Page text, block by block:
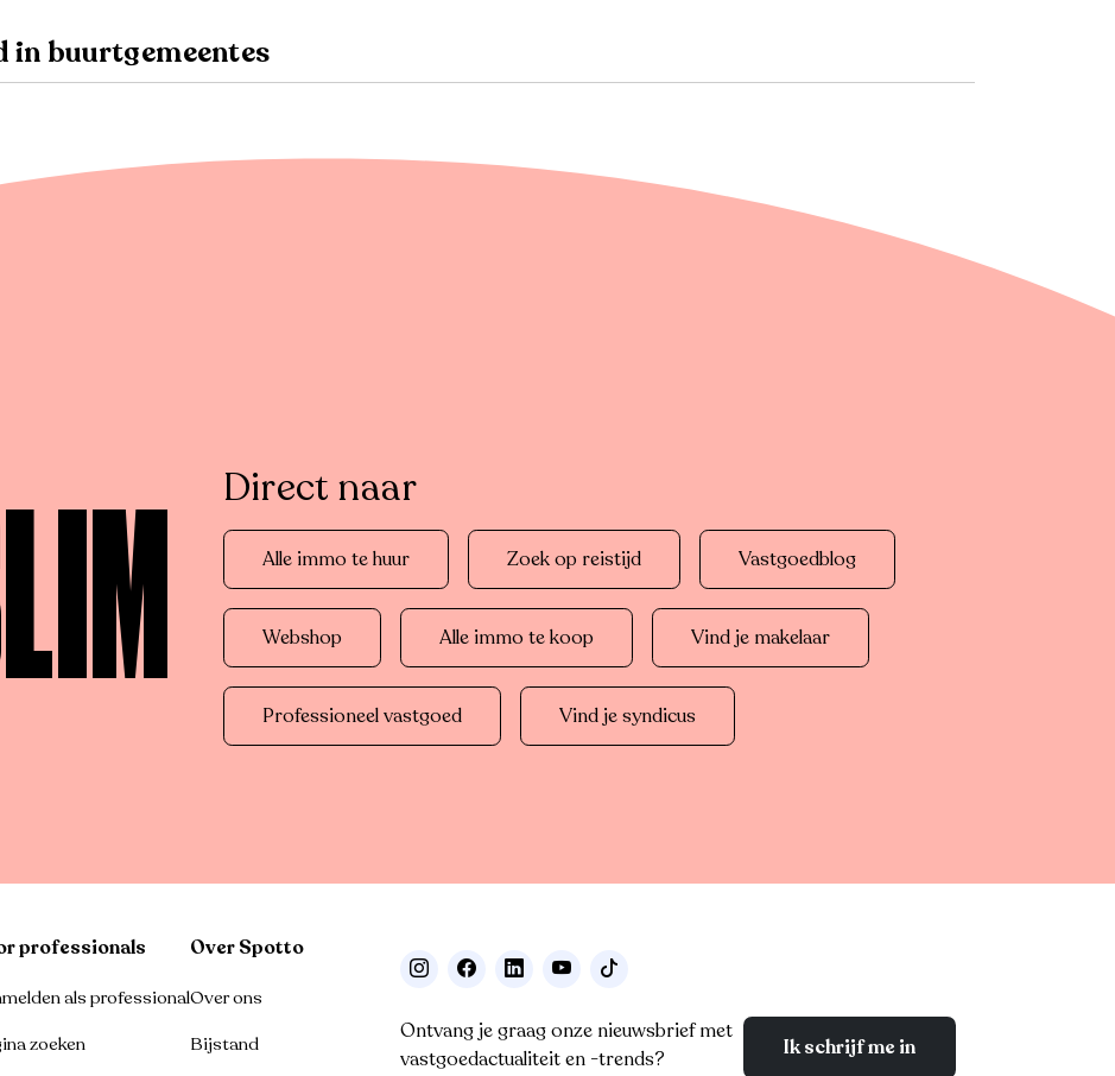
in buurtgemeentes
Direct naar
Alle immo te huur Zoek op reistijd Vastgoedblog
Webshop Alle immo te koop Vind je makelaar
Professioneel vastgoed Vind je syndicus
professionals
als professional
zoeken
Over Spotto
Over ons
Bijstand
Ontvang je graag onze nieuwsbrief met
vastgoedactualiteit en -trends?
Ik schrijf me in